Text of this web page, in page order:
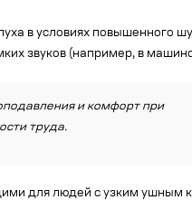
в условиях повышенного
звуков (например, в
и комфорт при
труда.
для людей с узким ушным